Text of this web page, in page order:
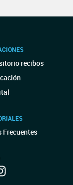
recibos
Frecuentes